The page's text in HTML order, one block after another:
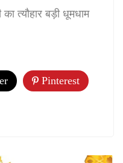
त्यौहार बड़ी धूमधाम
Pinterest